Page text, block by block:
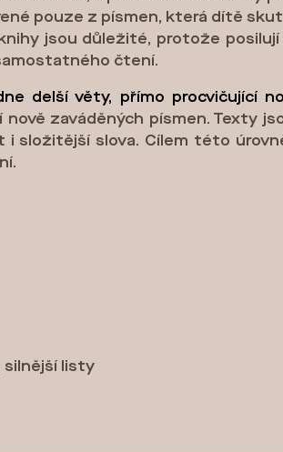
pouze z písmen, která dítě
jsou důležité, protože
čtení.
delší věty, přímo procvičující
nově zaváděných písmen. Texty
i složitější slova. Cílem této
silnější listy